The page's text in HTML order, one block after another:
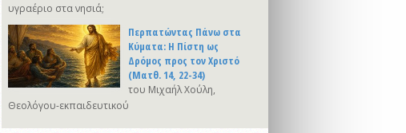
υγραέριο στα νησιά;
Περπατώντας Πάνω στα
Κύματα: Η Πίστη ως
Δρόμος προς τον Χριστό
(Ματθ. 14, 22-34)
του Μιχαήλ Χούλη,
Θεολόγου-εκπαιδευτικού